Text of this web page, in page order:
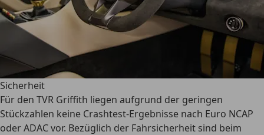
Sicherheit
Für den TVR Griffith liegen aufgrund der geringen
Stückzahlen keine Crashtest-Ergebnisse nach Euro NCAP
oder ADAC vor. Bezüglich der Fahrsicherheit sind beim